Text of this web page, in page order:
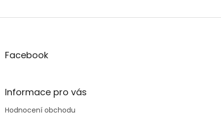
Z
aFacebook
Informace pro vás
Hodnocení obchodu